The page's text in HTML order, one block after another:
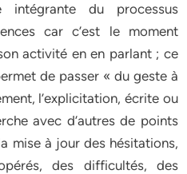
intégrante du processus
car c’est le moment
activité en en parlant ; ce
de passer « du geste à
l’explicitation, écrite ou
avec d’autres de points
mise à jour des hésitations,
des difficultés, des